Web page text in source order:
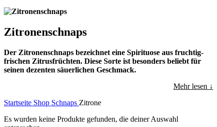
Zitronenschnaps
Der Zitronenschnaps bezeichnet eine Spirituose aus fruchtig-
frischen Zitrusfrüchten. Diese Sorte ist besonders beliebt für
seinen dezenten säuerlichen Geschmack.
Mehr lesen ↓
Startseite Shop Schnaps Zitrone
Es wurden keine Produkte gefunden, die deiner Auswahl